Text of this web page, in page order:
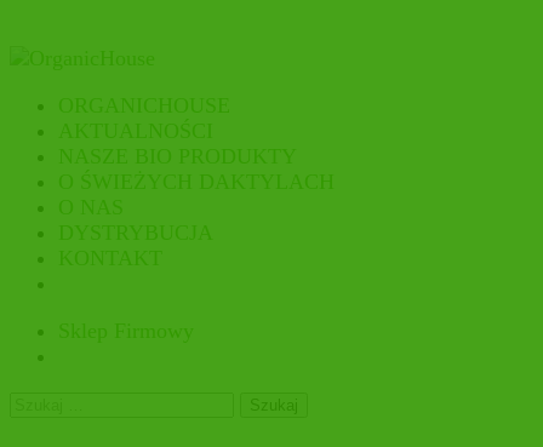
ORGANICHOUSE
AKTUALNOŚCI
NASZE BIO PRODUKTY
O ŚWIEŻYCH DAKTYLACH
O NAS
DYSTRYBUCJA
KONTAKT
Sklep Firmowy